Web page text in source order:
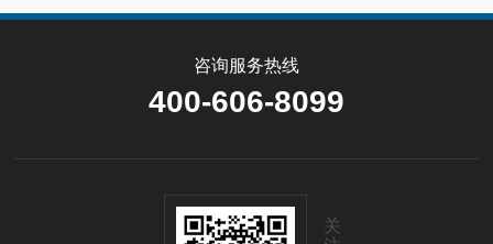
咨询服务热线
400-606-8099
关